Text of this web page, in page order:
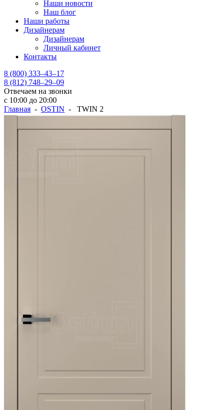
Наши новости
Наш блог
Наши работы
Дизайнерам
Дизайнерам
Личный кабинет
Контакты
8 (800) 333–43–17
8 (812) 748–29–09
Отвечаем на звонки
с 10:00 до 20:00
Главная - OSTIN - TWIN 2